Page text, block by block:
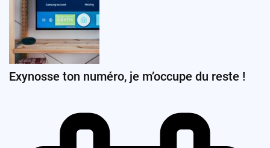
Exynosse ton numéro, je m’occupe du reste !